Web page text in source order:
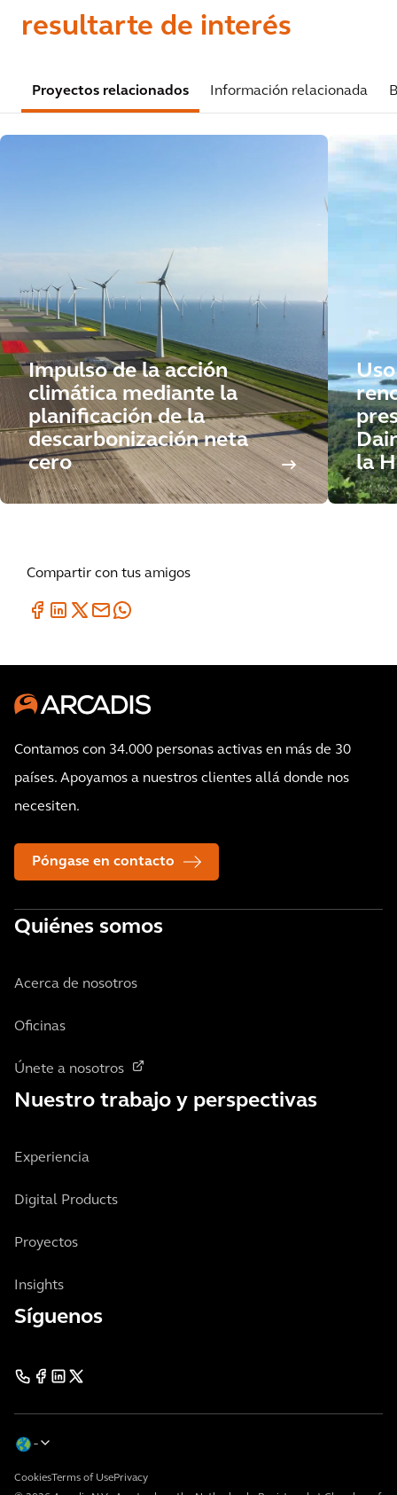
resultarte de interés
Proyectos relacionados Información relacionada
Impulso de la acción
climática mediante la
planificación de la
descarbonización neta
cero
la
Compartir con tus amigos
Contamos con 34.000 personas activas en más de 30
países. Apoyamos a nuestros clientes allá donde nos
necesiten.
Póngase en contacto
Quiénes somos
Acerca de nosotros
Oficinas
Únete a nosotros
Nuestro trabajo y perspectivas
Experiencia
Digital Products
Proyectos
Insights
Síguenos
CookiesTerms of UsePrivacy